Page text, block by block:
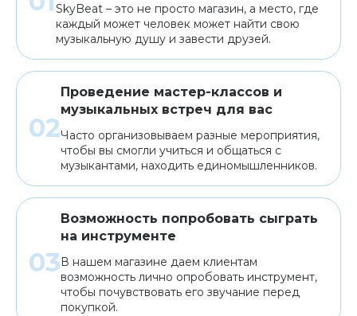
SkyBeat – это не просто магазин, а место, где
каждый может человек может найти свою
музыкальную душу и завести друзей.
Проведение мастер-классов и
музыкальных встреч для вас
Часто организовываем разные мероприятия,
чтобы вы смогли учиться и общаться с
музыкантами, находить единомышленников.
Возможность попробовать сыграть
на инструменте
В нашем магазине даем клиентам
возможность лично опробовать инструмент,
чтобы почувствовать его звучание перед
покупкой.